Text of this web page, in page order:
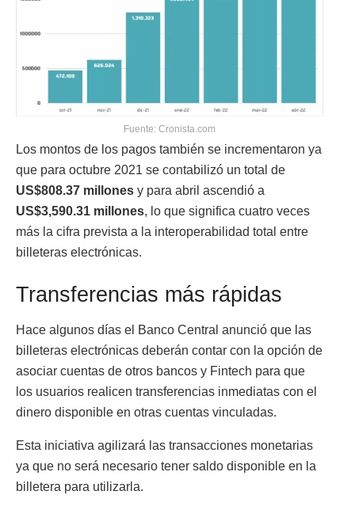
Fuente: Cronista.com
Los montos de los pagos también se incrementaron ya
que para octubre 2021 se contabilizó un total de
US$808.37 millones y para abril ascendió a
US$3,590.31 millones, lo que significa cuatro veces
más la cifra prevista a la interoperabilidad total entre
billeteras electrónicas.
Transferencias más rápidas
Hace algunos días el Banco Central anunció que las
billeteras electrónicas deberán contar con la opción de
asociar cuentas de otros bancos y Fintech para que
los usuarios realicen transferencias inmediatas con el
dinero disponible en otras cuentas vinculadas.
Esta iniciativa agilizará las transacciones monetarias
ya que no será necesario tener saldo disponible en la
billetera para utilizarla.